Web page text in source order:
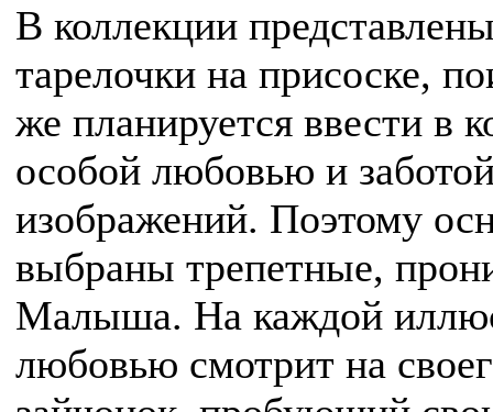
В коллекции
тарелочки на присоске,
же планируется ввести в
особой любовью и
изображений. Поэтому
выбраны трепетные,
Малыша. На каждой
любовью смотрит на